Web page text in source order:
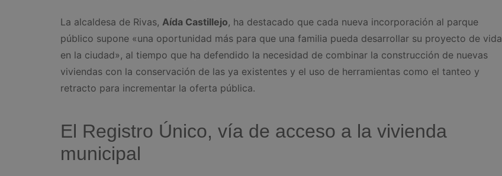
La alcaldesa de Rivas, Aída Castillejo, ha destacado que cada nueva incorporación al parque
público supone «una oportunidad más para que una familia pueda desarrollar su proyecto de vida
en la ciudad», al tiempo que ha defendido la necesidad de combinar la construcción de nuevas
viviendas con la conservación de las ya existentes y el uso de herramientas como el tanteo y
retracto para incrementar la oferta pública.
El Registro Único, vía de acceso a la vivienda
municipal